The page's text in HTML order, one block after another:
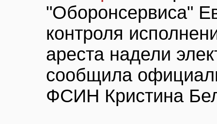
"Оборонсервиса"
контроля
ареста надели
сообщила
ФСИН Кристина